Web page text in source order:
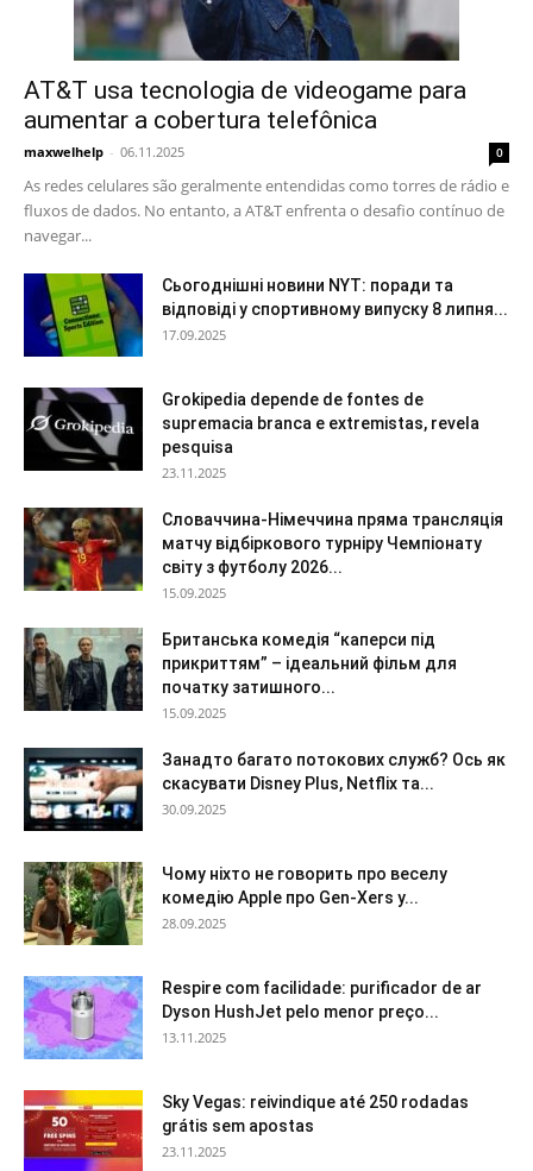
AT&T usa tecnologia de videogame para
aumentar a cobertura telefônica
maxwelhelp - 06.11.2025 0
As redes celulares são geralmente entendidas como torres de rádio e
fluxos de dados. No entanto, a AT&T enfrenta o desafio contínuo de
navegar...
Сьогоднішні новини NYT: поради та
відповіді у спортивному випуску 8 липня...
17.09.2025
Grokipedia depende de fontes de
supremacia branca e extremistas, revela
pesquisa
23.11.2025
Словаччина-Німеччина пряма трансляція
матчу відбіркового турніру Чемпіонату
світу з футболу 2026...
15.09.2025
Британська комедія “каперси під
прикриттям” – ідеальний фільм для
початку затишного...
15.09.2025
Занадто багато потокових служб? Ось як
скасувати Disney Plus, Netflix та...
30.09.2025
Чому ніхто не говорить про веселу
комедію Apple про Gen-Xers у...
28.09.2025
Respire com facilidade: purificador de ar
Dyson HushJet pelo menor preço...
13.11.2025
Sky Vegas: reivindique até 250 rodadas
grátis sem apostas
23.11.2025